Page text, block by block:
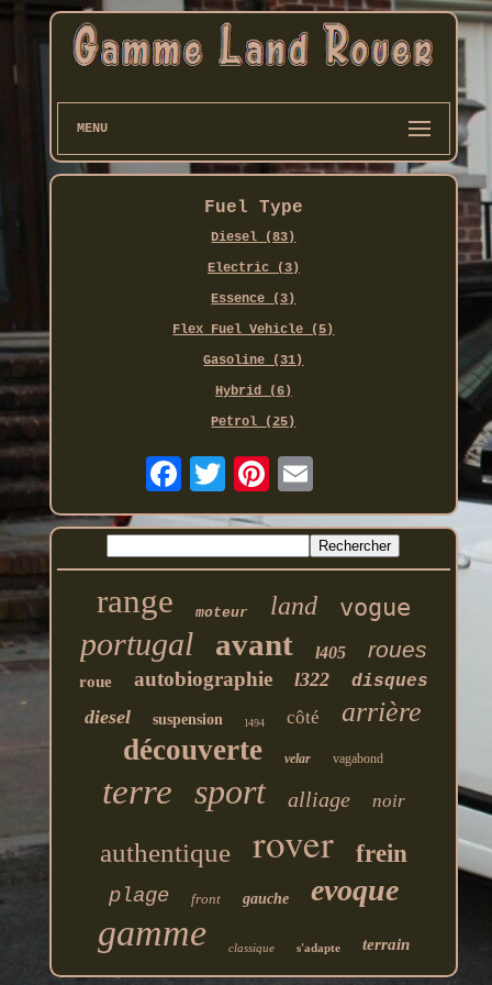
MENU
Fuel Type
Diesel (83)
Electric (3)
Essence (3)
Flex Fuel Vehicle (5)
Gasoline (31)
Hybrid (6)
Petrol (25)
range moteur land vogue
portugal avant l405 roues
roue autobiographie l322 disques
diesel suspension l494 côté arrière
découverte velar vagabond
terre sport alliage noir
authentique rover frein
plage front gauche evoque
gamme classique s'adapte terrain